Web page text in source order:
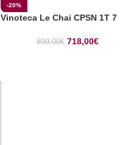
-20%
Vinoteca Le Chai CPSN 1T 7
899,00€ 718,00€